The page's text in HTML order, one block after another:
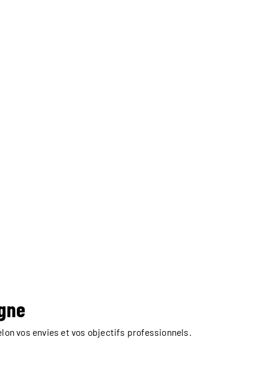
vos envies et vos objectifs professionnels.